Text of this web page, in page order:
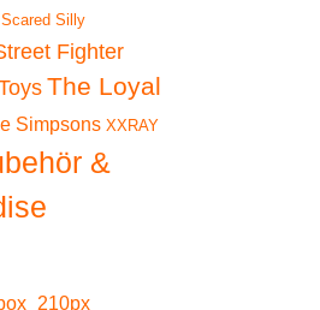
Scared Silly
Fighter
The Loyal
Simpsons XXRAY
&